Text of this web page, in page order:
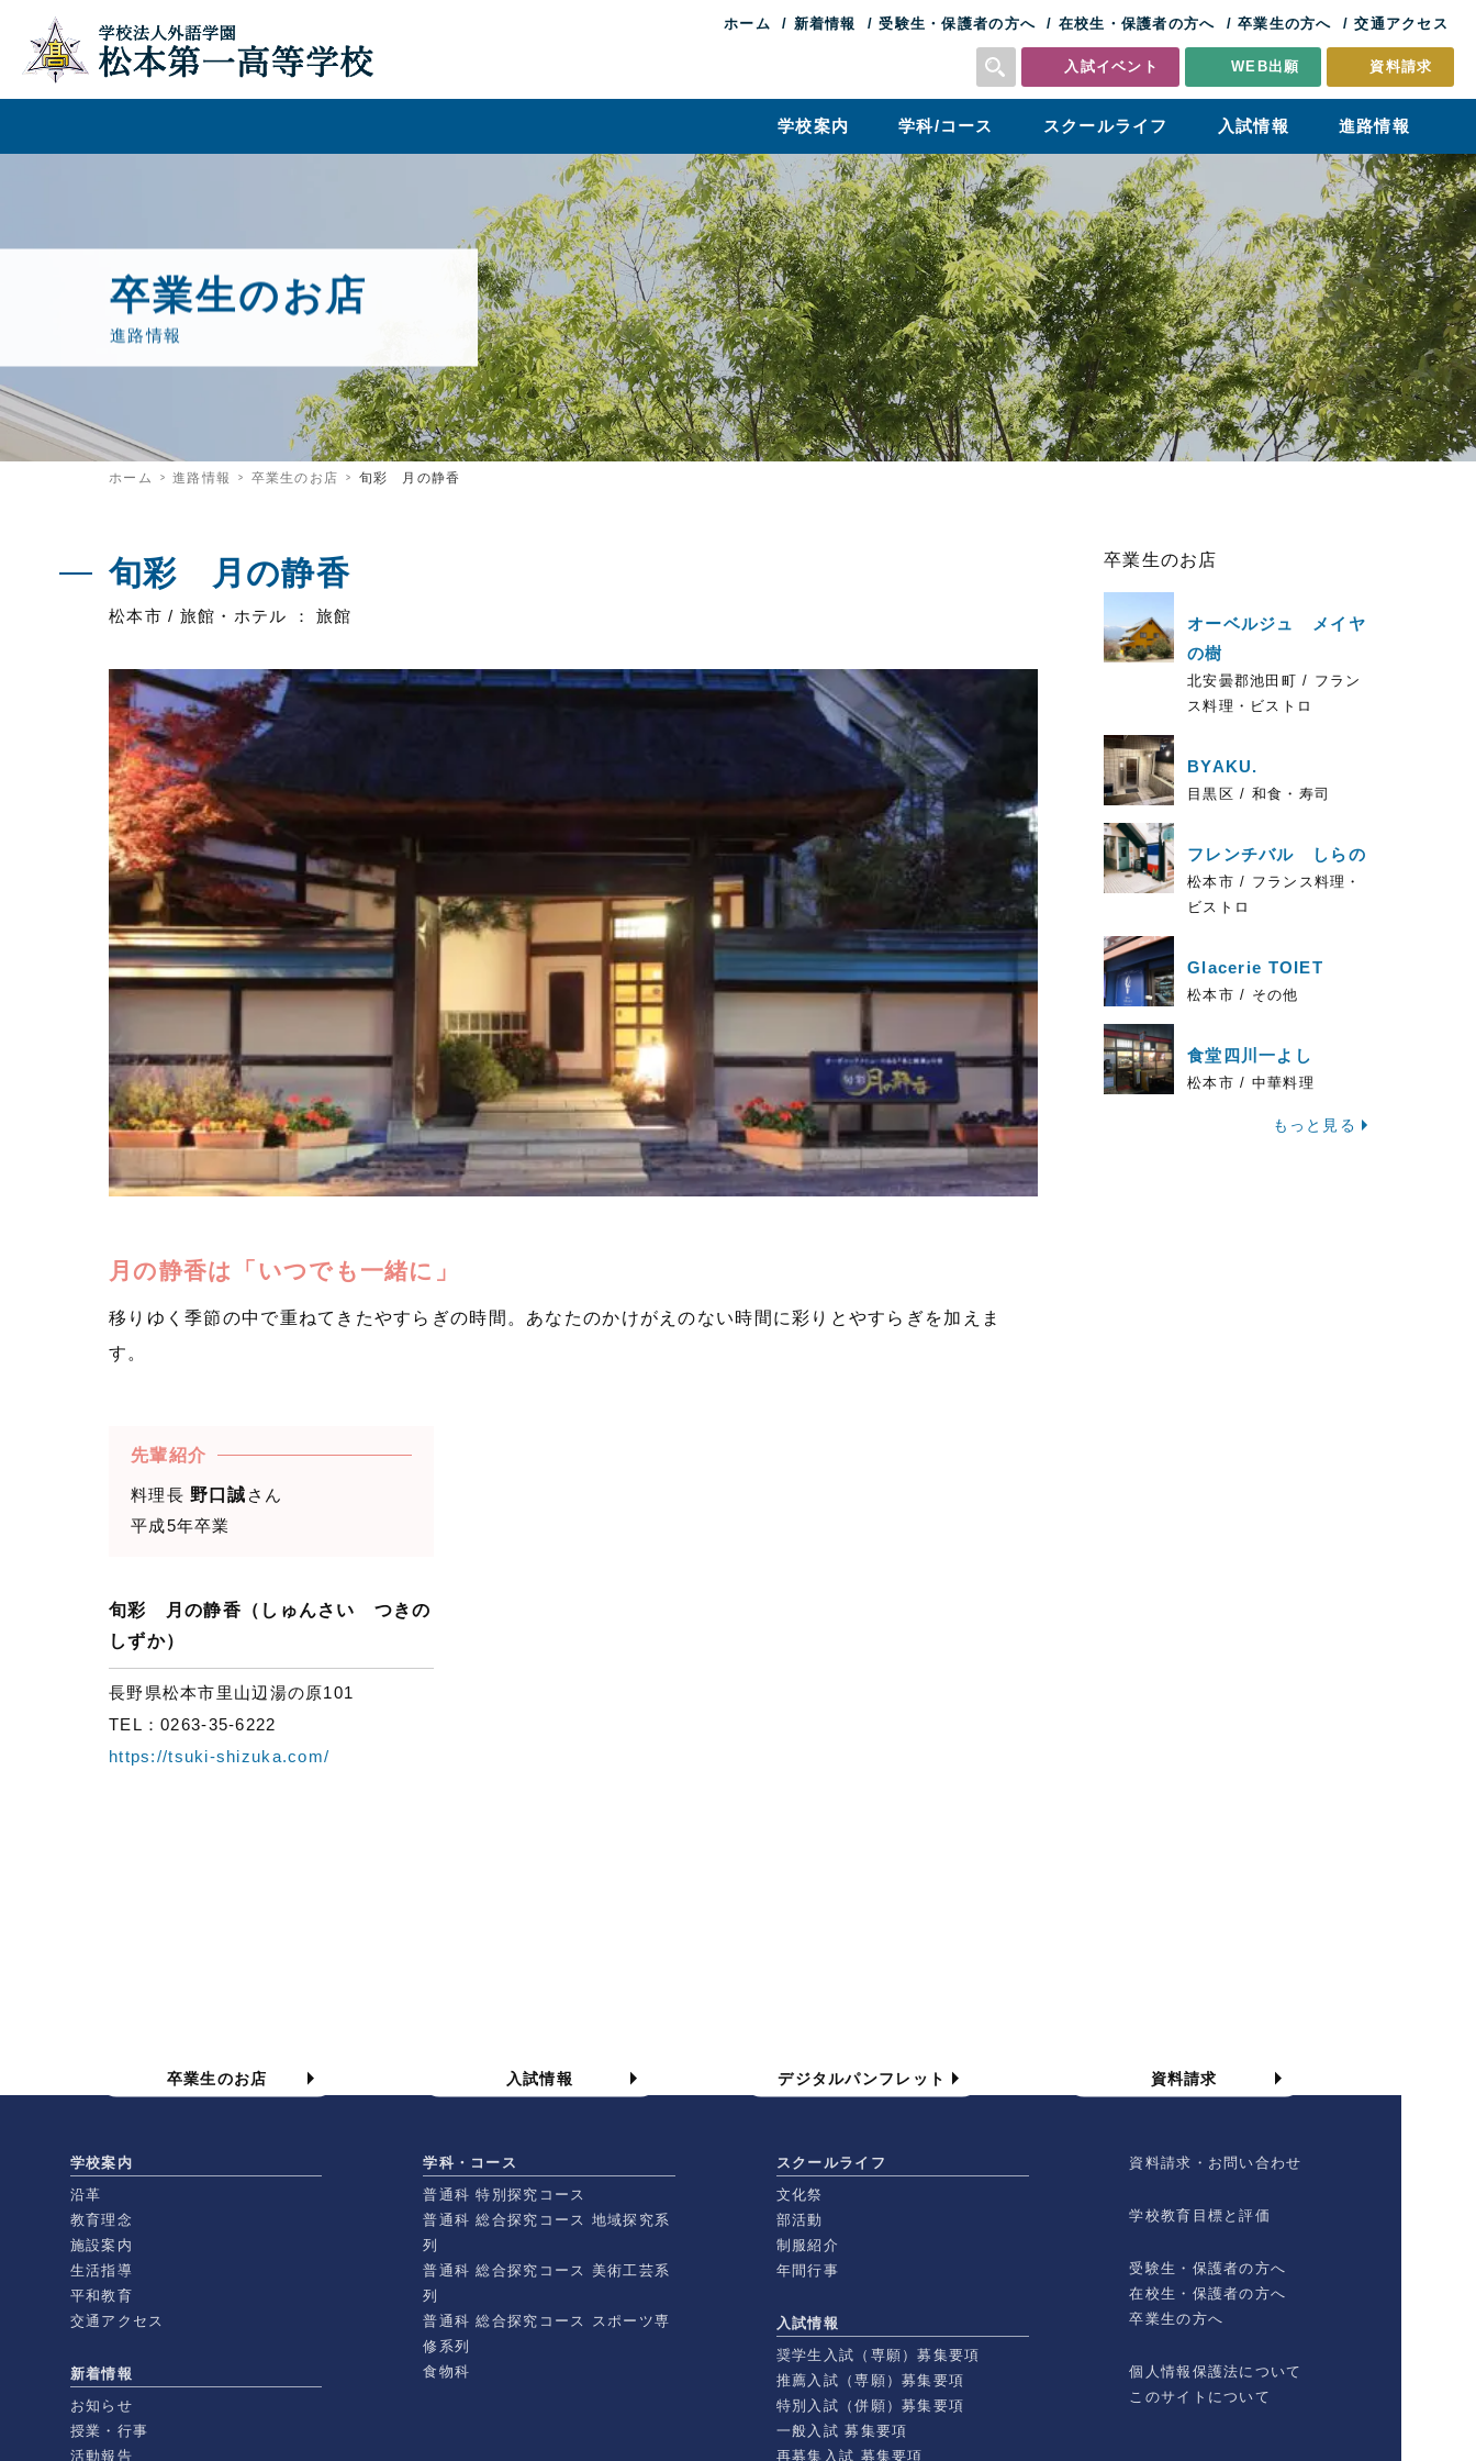
ホーム 新着情報 受験生・保護者の方へ 在校生・保護者の方へ 卒業生の方へ 交通アクセス
入試イベント WEB出願 資料請求
学校案内 学科/コース スクールライフ 入試情報 進路情報
卒業生のお店
進路情報
ホーム 進路情報 卒業生のお店 旬彩 月の静香
旬彩 月の静香
松本市 / 旅館・ホテル ： 旅館
月の静香は「いつでも一緒に」
移りゆく季節の中で重ねてきたやすらぎの時間。あなたのかけがえのない時間に彩りとやすらぎを加えま
す。
先輩紹介
料理長 野口誠 さん
平成5年卒業
旬彩 月の静香 （しゅんさい つきの
しずか）
長野県松本市里山辺湯の原101
TEL：0263-35-6222
https://tsuki-shizuka.com/
卒業生のお店
オーベルジュ メイヤ
の樹
北安曇郡池田町 / フラン
ス料理・ビストロ
BYAKU.
目黒区 / 和食・寿司
フレンチバル しらの
松本市 / フランス料理・
ビストロ
Glacerie TOIET
松本市 / その他
食堂四川一よし
松本市 / 中華料理
もっと見る
卒業生のお店 入試情報 デジタルパンフレット 資料請求
学校案内
沿革
教育理念
施設案内
生活指導
平和教育
交通アクセス
新着情報
お知らせ
授業・行事
活動報告
学科・コース
普通科 特別探究コース
普通科 総合探究コース 地域探究系
列
普通科 総合探究コース 美術工芸系
列
普通科 総合探究コース スポーツ専
修系列
食物科
スクールライフ
文化祭
部活動
制服紹介
年間行事
入試情報
奨学生入試（専願）募集要項
推薦入試（専願）募集要項
特別入試（併願）募集要項
一般入試 募集要項
再募集入試 募集要項
資料請求・お問い合わせ
学校教育目標と評価
受験生・保護者の方へ
在校生・保護者の方へ
卒業生の方へ
個人情報保護法について
このサイトについて